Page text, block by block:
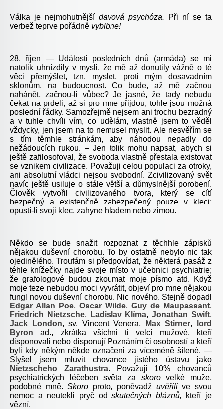
Válka je nejmohutnější davová psychóza. Při ní se ta
verbež teprve pořádně vyblbne!
28. říjen — Události posledních dnů (armáda) se mi
natolik uhnízdily v mysli, že mě až donutily vážně o té
věci přemýšlet, tzn. myslet, proti mým dosavadním
sklonům, na budoucnost. Co bude, až mě začnou
nahánět, začnou-li vůbec? Je jasné, že tady nebudu
čekat na prdeli, až si pro mne přijdou, tohle jsou možná
poslední řádky. Samozřejmě nejsem ani trochu bezradný
a v tuhle chvíli vím, co udělám, vlastně jsem to věděl
vždycky, jen jsem na to nemusel myslit. Ale nesvěřím se
s tím těmhle stránkám, aby náhodou nepadly do
nežádoucích rukou. – Jen tolik mohu napsat, abych si
ještě zafilosofoval, že svoboda vlastně přestala existovat
se vznikem civilizace. Považuji celou populaci za otroky,
ani absolutní vládci nejsou svobodní. Zcivilizovaný svět
navíc ještě usiluje o stále větší a důmyslnější porobení.
Člověk vytvořil civilizovaného tvora, který se cítí
bezpečný a existenčně zabezpečený pouze v kleci;
opustí-li svoji klec, zahyne hladem nebo zimou.
Někdo se bude snažit rozpoznat z těchhle zápisků
nějakou duševní chorobu. To by ostatně nebylo nic tak
ojedinělého. Troufám si předpovídat, že některá pasáž z
téhle knížečky najde svoje místo v učebnici psychiatrie;
že grafologové budou zkoumat moje písmo atd. Když
moje teze nebudou moci vyvrátit, objeví pro mne nějakou
fungl novou duševní chorobu. Nic nového. Stejně dopadl
Edgar Allan Poe, Oscar Wilde, Guy de Maupassant,
Friedrich Nietzsche, Ladislav Klíma,Jonathan Swift,
Jack London, sv. Vincent Venera, Max Stirner,
lord
Byron ad., zkrátka všichni ti velcí mužové, kteří
disponovali nebo disponují Poznáním či osobností a kteří
byli kdy někým někde označeni za víceméně šílené. —
Slyšel jsem mluvit chovance jistého ústavu jako
Nietzscheho Zarathustra. Považuji 10% chovanců
psychiatrických léčeben světa za skorovelké muže,
podobné mně.Skoro proto, poněvadž uvěřilive svou
nemoc a neutekli pryč odskutečných bláznů, kteří je
vězní.